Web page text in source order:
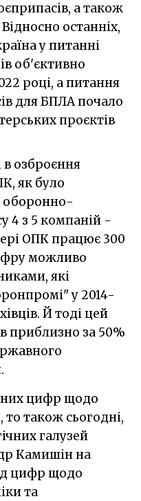
а також
останніх,
у питанні
об'єктивно
році, а питання
для БПЛА почало
проєктів
в озброєння
як було
оборонно-
4 з 5 компаній -
ОПК працює 300
можливо
які
у 2014-
Й тоді цей
приблизно за 50%
цифр щодо
також сьогодні,
галузей
Камишін на
цифр щодо
та